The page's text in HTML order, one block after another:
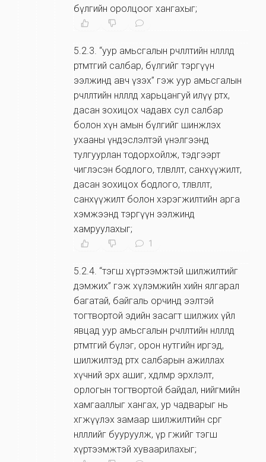
бүлгийн оролцоог хангахыг;
5.2.3. “уур амьсгалын өөрчлөлтийн нөлөөлөлд
өртөмтгий салбар, бүлгийг тэргүүн
ээлжинд авч үзэх” гэж уур амьсгалын
өөрчлөлтийн нөлөөлөлд харьцангуй илүү өртөх,
дасан зохицох чадавх сул салбар
болон хүн амын бүлгийг шинжлэх
ухааны үндэслэлтэй үнэлгээнд
тулгуурлан тодорхойлж, тэдгээрт
чиглэсэн бодлого, төлөвлөлт, санхүүжилт,
дасан зохицох бодлого, төлөвлөлт,
санхүүжилт болон хэрэгжилтийн арга
хэмжээнд тэргүүн ээлжинд
хамруулахыг;
1
5.2.4. “тэгш хүртээмжтэй шилжилтийг
дэмжих” гэж хүлэмжийн хийн ялгарал
багатай, байгаль орчинд ээлтэй
тогтвортой эдийн засагт шилжих үйл
явцад уур амьсгалын өөрчлөлтийн нөлөөлөлд
өртөмтгий бүлэг, орон нутгийн иргэд,
шилжилтэд өртөх салбарын ажиллах
хүчний эрх ашиг, хөдөлмөр эрхлэлт,
орлогын тогтвортой байдал, нийгмийн
хамгааллыг хангах, ур чадварыг нь
хөгжүүлэх замаар шилжилтийн сөрөг
нөлөөллийг бууруулж, үр өгөөжийг тэгш
хүртээмжтэй хуваарилахыг;